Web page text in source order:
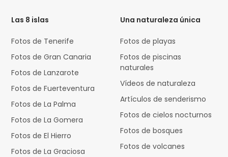
Las 8 islas
Fotos de Tenerife
Fotos de Gran Canaria
Fotos de Lanzarote
Fotos de Fuerteventura
Fotos de La Palma
Fotos de La Gomera
Fotos de El Hierro
Fotos de La Graciosa
Una naturaleza única
Fotos de playas
Fotos de piscinas
naturales
Vídeos de naturaleza
Artículos de senderismo
Fotos de cielos nocturnos
Fotos de bosques
Fotos de volcanes